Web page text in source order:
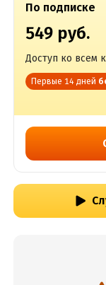
По подписке
549 руб.
Доступ ко всем
Первые 14 дней